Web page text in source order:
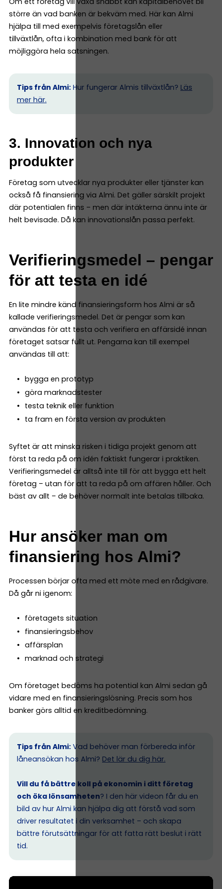
större än vad banken är bekväm med. Här kan Almi
hjälpa till med exempelvis företagslån eller
tillväxtlån, ofta i kombination med bank för att
möjliggöra hela satsningen.
Tips från Almi: Hur fungerar Almis tillväxtlån? Läs
mer här.
3. Innovation och nya
produkter
Företag som utvecklar nya produkter eller tjänster kan
också få finansiering via Almi. Det gäller särskilt projekt
där potentialen finns – men där intäkterna ännu inte är
helt bevisade. Då kan innovationslån passa perfekt.
Verifieringsmedel – pengar
för att testa en idé
En lite mindre känd finansieringsform hos Almi är så
kallade verifieringsmedel. Det är pengar som kan
användas för att testa och verifiera en affärsidé innan
företaget satsar fullt ut. Pengarna kan till exempel
användas till att:
bygga en prototyp
göra marknadstester
testa teknik eller funktion
ta fram en första version av produkten
Syftet är att minska risken i tidiga projekt genom att
först ta reda på om idén faktiskt fungerar i praktiken.
Verifieringsmedel är alltså inte till för att bygga ett helt
företag – utan för att ta reda på om affären håller. Och
bäst av allt – de behöver normalt inte betalas tillbaka.
Hur ansöker man om
finansiering hos Almi?
Processen börjar ofta med ett möte med en rådgivare.
Då går ni igenom:
företagets situation
finansieringsbehov
affärsplan
marknad och strategi
Om företaget bedöms ha potential kan Almi sedan gå
vidare med en finansieringslösning. Precis som hos
banker görs alltid en kreditbedömning.
Tips från Almi: Vad behöver man förbereda inför
låneansökan hos Almi? Det lär du dig här.
Vill du få bättre koll på ekonomin i ditt företag
och öka lönsamheten? I den här videon får du en
bild av hur Almi kan hjälpa dig att förstå vad som
driver resultatet i din verksamhet – och skapa
bättre förutsättningar för att fatta rätt beslut i rätt
tid.